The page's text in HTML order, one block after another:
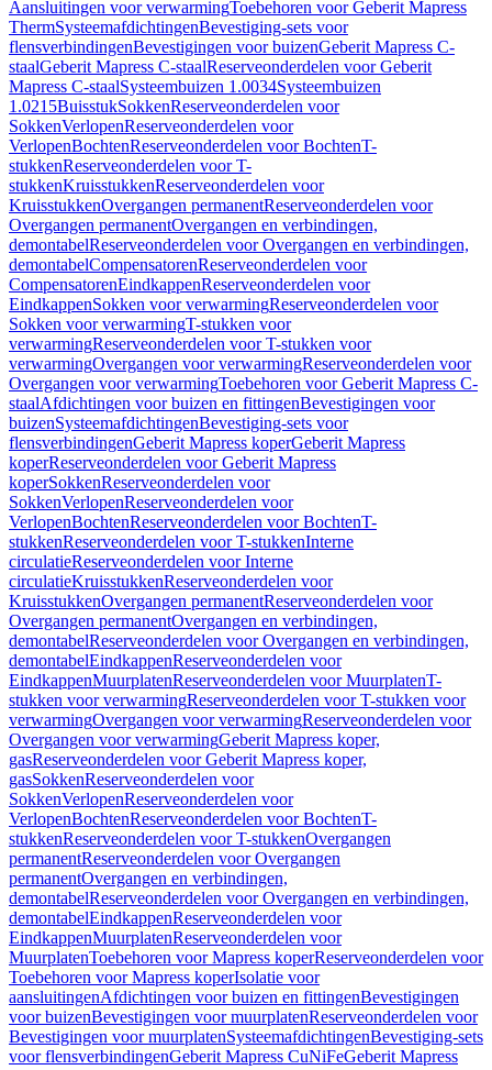
Aansluitingen voor verwarmingToebehoren voor Geberit Mapress
ThermSysteemafdichtingenBevestiging-sets voor
flensverbindingenBevestigingen voor buizenGeberit Mapress C-
staalGeberit Mapress C-staalReserveonderdelen voor Geberit
Mapress C-staalSysteembuizen 1.0034Systeembuizen
1.0215BuisstukSokkenReserveonderdelen voor
SokkenVerlopenReserveonderdelen voor
VerlopenBochtenReserveonderdelen voor BochtenT-
stukkenReserveonderdelen voor T-
stukkenKruisstukkenReserveonderdelen voor
KruisstukkenOvergangen permanentReserveonderdelen voor
Overgangen permanentOvergangen en verbindingen,
demontabelReserveonderdelen voor Overgangen en verbindingen,
demontabelCompensatorenReserveonderdelen voor
CompensatorenEindkappenReserveonderdelen voor
EindkappenSokken voor verwarmingReserveonderdelen voor
Sokken voor verwarmingT-stukken voor
verwarmingReserveonderdelen voor T-stukken voor
verwarmingOvergangen voor verwarmingReserveonderdelen voor
Overgangen voor verwarmingToebehoren voor Geberit Mapress C-
staalAfdichtingen voor buizen en fittingenBevestigingen voor
buizenSysteemafdichtingenBevestiging-sets voor
flensverbindingenGeberit Mapress koperGeberit Mapress
koperReserveonderdelen voor Geberit Mapress
koperSokkenReserveonderdelen voor
SokkenVerlopenReserveonderdelen voor
VerlopenBochtenReserveonderdelen voor BochtenT-
stukkenReserveonderdelen voor T-stukkenInterne
circulatieReserveonderdelen voor Interne
circulatieKruisstukkenReserveonderdelen voor
KruisstukkenOvergangen permanentReserveonderdelen voor
Overgangen permanentOvergangen en verbindingen,
demontabelReserveonderdelen voor Overgangen en verbindingen,
demontabelEindkappenReserveonderdelen voor
EindkappenMuurplatenReserveonderdelen voor MuurplatenT-
stukken voor verwarmingReserveonderdelen voor T-stukken voor
verwarmingOvergangen voor verwarmingReserveonderdelen voor
Overgangen voor verwarmingGeberit Mapress koper,
gasReserveonderdelen voor Geberit Mapress koper,
gasSokkenReserveonderdelen voor
SokkenVerlopenReserveonderdelen voor
VerlopenBochtenReserveonderdelen voor BochtenT-
stukkenReserveonderdelen voor T-stukkenOvergangen
permanentReserveonderdelen voor Overgangen
permanentOvergangen en verbindingen,
demontabelReserveonderdelen voor Overgangen en verbindingen,
demontabelEindkappenReserveonderdelen voor
EindkappenMuurplatenReserveonderdelen voor
MuurplatenToebehoren voor Mapress koperReserveonderdelen voor
Toebehoren voor Mapress koperIsolatie voor
aansluitingenAfdichtingen voor buizen en fittingenBevestigingen
voor buizenBevestigingen voor muurplatenReserveonderdelen voor
Bevestigingen voor muurplatenSysteemafdichtingenBevestiging-sets
voor flensverbindingenGeberit Mapress CuNiFeGeberit Mapress